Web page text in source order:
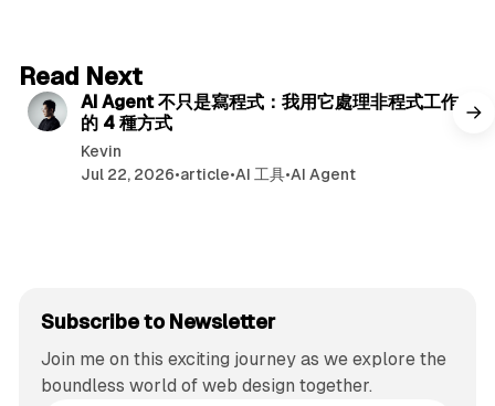
Read Next
AI Agent 不只是寫程式：我用它處理非程式工作
的 4 種方式
Kevin
Jul 22, 2026•article•AI 工具•AI Agent
Subscribe to Newsletter
Join me on this exciting journey as we explore the
boundless world of web design together.